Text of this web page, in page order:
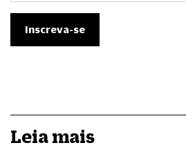
Leia mais